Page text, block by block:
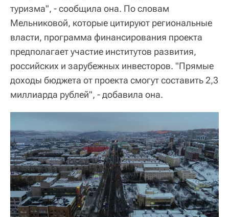
туризма", - сообщила она. По словам
Мельниковой, которые цитируют региональные
власти, программа финансирования проекта
предполагает участие институтов развития,
российских и зарубежных инвесторов. "Прямые
доходы бюджета от проекта смогут составить 2,3
миллиарда рублей", - добавила она.